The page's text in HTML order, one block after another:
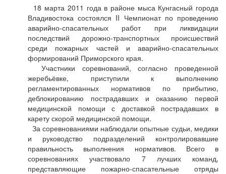
18 марта 2011 года в районе мыса Кунгасный города
Владивостока состоялся II Чемпионат по проведению
аварийно-спасательных работ при ликвидации
последствий дорожно-транспортных происшествий
среди пожарных частей и аварийно-спасательных
формирований Приморского края.
Участники соревнований, согласно проведенной
жеребьёвке, приступили к выполнению
регламентированных нормативов по прибытию,
деблокированию пострадавших и оказанию первой
медицинской помощи с доставкой пострадавших в
карету скорой медицинской помощи.
За соревнованиями наблюдали опытные судьи, медики
и руководство подразделений контролировавшие
правильность выполнения нормативов. Всего в
соревнованиях участвовало 7 лучших команд,
представляющие пожарно-спасательные отряды